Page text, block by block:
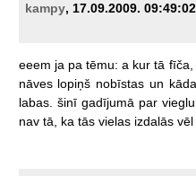
kampy, 17.09.2009. 09:49:02
eeem ja pa tēmu: a kur tā fīča,
nāves lopiņš nobīstas un
labas. šinī gadījumā par vieglu
nav tā, ka tās vielas izdalās vēl